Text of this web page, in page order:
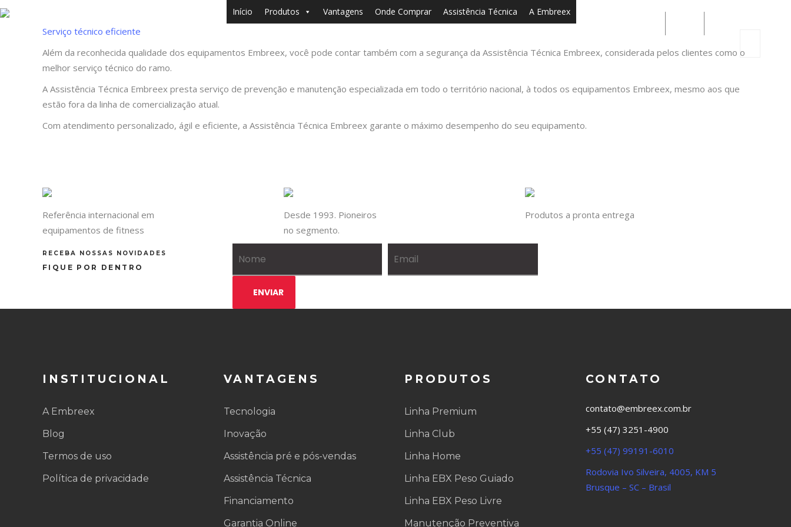
Início Produtos Vantagens Onde Comprar Assistência Técnica A Embreex
Serviço técnico eficiente
Além da reconhecida qualidade dos equipamentos Embreex, você pode contar também com a segurança da Assistência Técnica Embreex, considerada pelos clientes como o
melhor serviço técnico do ramo.
A Assistência Técnica Embreex presta serviço de prevenção e manutenção especializada em todo o território nacional, à todos os equipamentos Embreex, mesmo aos que
estão fora da linha de comercialização atual.
Com atendimento personalizado, ágil e eficiente, a Assistência Técnica Embreex garante o máximo desempenho do seu equipamento.
Referência internacional em
equipamentos de fitness
Desde 1993. Pioneiros
no segmento.
Produtos a pronta entrega
RECEBA NOSSAS NOVIDADES
FIQUE POR DENTRO
INSTITUCIONAL
A Embreex
Blog
Termos de uso
Política de privacidade
VANTAGENS
Tecnologia
Inovação
Assistência pré e pós-vendas
Assistência Técnica
Financiamento
Garantia Online
PRODUTOS
Linha Premium
Linha Club
Linha Home
Linha EBX Peso Guiado
Linha EBX Peso Livre
Manutenção Preventiva
CONTATO
contato@embreex.com.br
+55 (47) 3251-4900
+55 (47) 99191-6010
Rodovia Ivo Silveira, 4005, KM 5
Brusque – SC – Brasil